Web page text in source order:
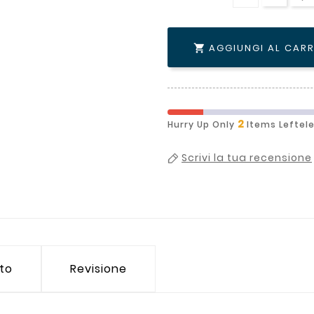
 AGGIUNGI AL
Hurry Up Only 2 Items
Scrivi la tua recensione
Revisione